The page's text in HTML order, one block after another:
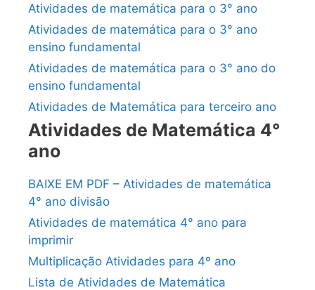
Atividades de matemática para o 3° ano
Atividades de matemática para o 3° ano
ensino fundamental
Atividades de matemática para o 3° ano do
ensino fundamental
Atividades de Matemática para terceiro ano
Atividades de Matemática 4°
ano
BAIXE EM PDF – Atividades de matemática
4° ano divisão
Atividades de matemática 4° ano para
imprimir
Multiplicação Atividades para 4º ano
Lista de Atividades de Matemática